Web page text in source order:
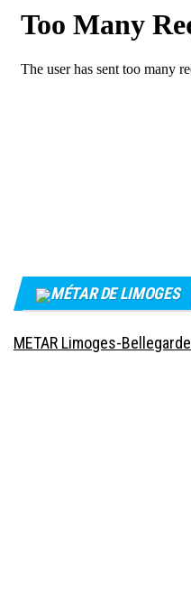
MÉTAR DE LIMOGES
METAR Limoges-Bellegarde